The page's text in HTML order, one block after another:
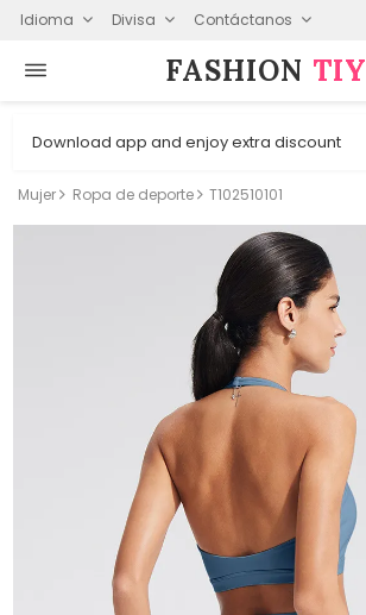
Idioma Divisa Contáctanos
FASHION⁠ TIY
Download app and enjoy extra discount
Mujer Ropa de deporte T102510101